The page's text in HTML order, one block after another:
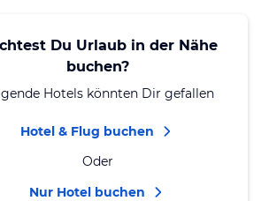
Du Urlaub in der Nähe
buchen?
Hotels könnten Dir gefallen
Hotel & Flug buchen
Oder
Nur Hotel buchen